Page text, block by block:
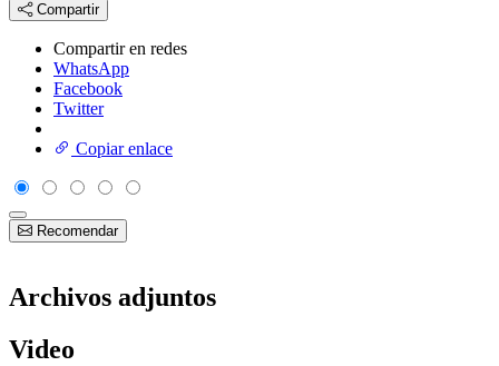
Compartir
Compartir en redes
WhatsApp
Facebook
Twitter
Copiar enlace
Recomendar
Archivos adjuntos
Video